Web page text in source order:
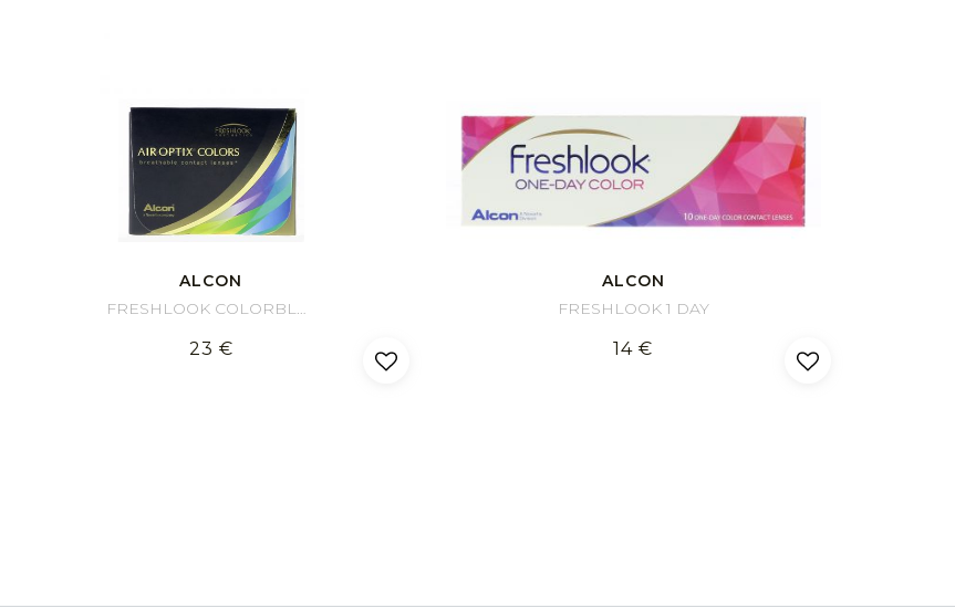
ALCON
FRESHLOOK COLORBLENDS
23 €
ALCON
FRESHLOOK 1 DAY
14 €